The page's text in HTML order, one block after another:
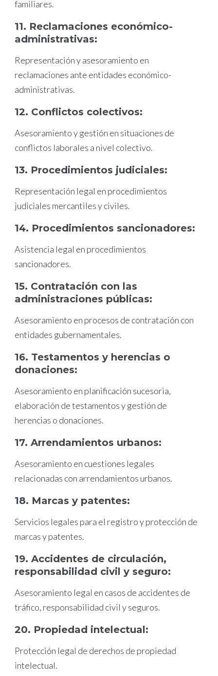
familiares.
11. Reclamaciones económico-
administrativas:
Representación y asesoramiento en
reclamaciones ante entidades económico-
administrativas.
12. Conflictos colectivos:
Asesoramiento y gestión en situaciones de
conflictos laborales a nivel colectivo.
13. Procedimientos judiciales:
Representación legal en procedimientos
judiciales mercantiles y civiles.
14. Procedimientos sancionadores:
Asistencia legal en procedimientos
sancionadores.
15. Contratación con las
administraciones públicas:
Asesoramiento en procesos de contratación con
entidades gubernamentales.
16. Testamentos y herencias o
donaciones:
Asesoramiento en planificación sucesoria,
elaboración de testamentos y gestión de
herencias o donaciones.
17. Arrendamientos urbanos:
Asesoramiento en cuestiones legales
relacionadas con arrendamientos urbanos.
18. Marcas y patentes:
Servicios legales para el registro y protección de
marcas y patentes.
19. Accidentes de circulación,
responsabilidad civil y seguro:
Asesoramiento legal en casos de accidentes de
tráfico, responsabilidad civil y seguros.
20. Propiedad intelectual:
Protección legal de derechos de propiedad
intelectual.